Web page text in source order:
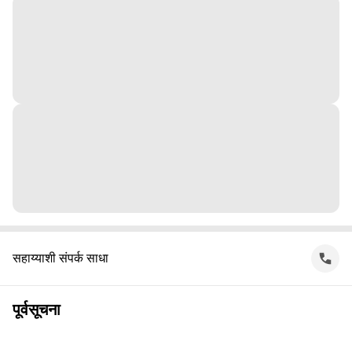
सहाय्याशी संपर्क साधा
पूर्वसूचना